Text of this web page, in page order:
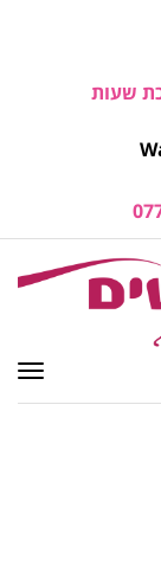
שעות